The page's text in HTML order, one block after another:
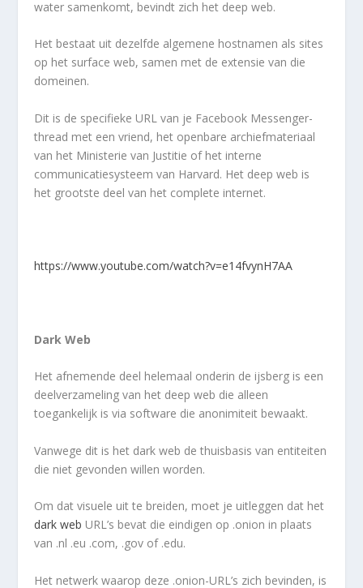
water samenkomt, bevindt zich het deep web.
Het bestaat uit dezelfde algemene hostnamen als sites
op het surface web, samen met de extensie van die
domeinen.
Dit is de specifieke URL van je Facebook Messenger-
thread met een vriend, het openbare archiefmateriaal
van het Ministerie van Justitie of het interne
communicatiesysteem van Harvard. Het deep web is
het grootste deel van het complete internet.
https://www.youtube.com/watch?v=e14fvynH7AA
Dark Web
Het afnemende deel helemaal onderin de ijsberg is een
deelverzameling van het deep web die alleen
toegankelijk is via software die anonimiteit bewaakt.
Vanwege dit is het dark web de thuisbasis van entiteiten
die niet gevonden willen worden.
Om dat visuele uit te breiden, moet je uitleggen dat het
dark web URL’s bevat die eindigen op .onion in plaats
van .nl .eu .com, .gov of .edu.
Het netwerk waarop deze .onion-URL’s zich bevinden, is